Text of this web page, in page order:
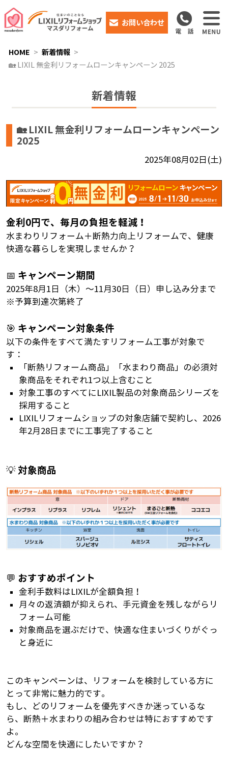
お問い合わせ
HOME
新着情報
🏡 LIXIL 無金利リフォームローンキャンペーン 2025
新着情報
🏡 LIXIL 無金利リフォームローンキャンペーン
2025
2025年08月02日(土)
金利0円で、毎月の負担を軽減！
水まわりリフォーム＋断熱力向上リフォームで、健康
快適な暮らしを実現しませんか？
📅 キャンペーン期間
2025年8月1日（木）～11月30日（日）申し込み分まで
※予算到達次第終了
🎯 キャンペーン対象条件
以下の条件をすべて満たすリフォーム工事が対象で
す：
「断熱リフォーム商品」「水まわり商品」の必須対
象商品をそれぞれ1つ以上含むこと
対象工事のすべてにLIXIL製品の対象商品シリーズを
採用すること
LIXILリフォームショップの対象店舗で契約し、2026
年2月28日までに工事完了すること
💡 対象商品
💬 おすすめポイント
金利手数料はLIXILが全額負担！
月々の返済額が抑えられ、手元資金を残しながらリ
フォーム可能
対象商品を選ぶだけで、快適な住まいづくりがぐっ
と身近に
このキャンペーンは、リフォームを検討している方に
とって非常に魅力的です。
もし、どのリフォームを優先すべきか迷っているな
ら、断熱＋水まわりの組み合わせは特におすすめです
よ。
どんな空間を快適にしたいですか？